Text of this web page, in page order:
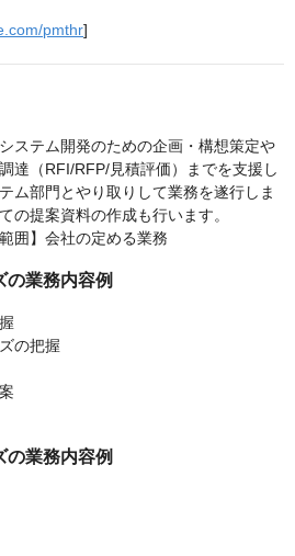
pmthr]
ステム開発のための企画・構想策定や
達（RFI/RFP/見積評価）までを支援し
ム部門とやり取りして業務を遂行しま
の提案資料の作成も行います。
囲】会社の定める業務
の業務内容例
の把握
の業務内容例